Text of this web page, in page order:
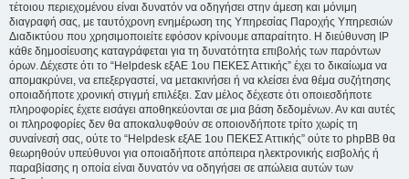
τέτοιου περιεχομένου είναι δυνατόν να οδηγήσει στην άμεση και μόνιμη
διαγραφή σας, με ταυτόχρονη ενημέρωση της Υπηρεσίας Παροχής Υπηρεσιών
Διαδικτύου που χρησιμοποιείτε εφόσον κρίνουμε απαραίτητο. Η διεύθυνση IP
κάθε δημοσίευσης καταγράφεται για τη δυνατότητα επιβολής των παρόντων
όρων. Δέχεστε ότι το “Helpdesk εξΑΕ 1ου ΠΕΚΕΣ Αττικής” έχει το δικαίωμα να
απομακρύνει, να επεξεργαστεί, να μετακινήσει ή να κλείσει ένα θέμα συζήτησης
οποιαδήποτε χρονική στιγμή επιλέξει. Σαν μέλος δέχεστε ότι οποιεσδήποτε
πληροφορίες έχετε εισάγει αποθηκεύονται σε μια βάση δεδομένων. Αν και αυτές
οι πληροφορίες δεν θα αποκαλυφθούν σε οποιονδήποτε τρίτο χωρίς τη
συναίνεσή σας, ούτε το “Helpdesk εξΑΕ 1ου ΠΕΚΕΣ Αττικής” ούτε το phpBB θα
θεωρηθούν υπεύθυνοι για οποιαδήποτε απόπειρα ηλεκτρονικής εισβολής ή
παραβίασης η οποία είναι δυνατόν να οδηγήσει σε απώλεια αυτών των